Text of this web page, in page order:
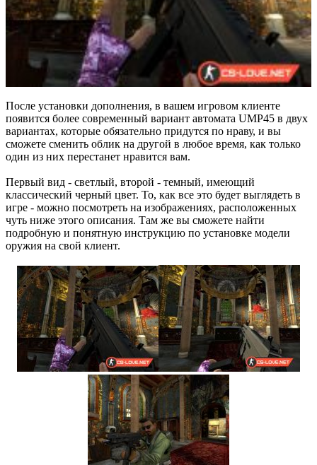
После установки дополнения, в вашем игровом клиенте
появится более современный вариант автомата UMP45 в двух
вариантах, которые обязательно придутся по нраву, и вы
сможете сменить облик на другой в любое время, как только
один из них перестанет нравится вам.
Первый вид - светлый, второй - темный, имеющий
классический черный цвет. То, как все это будет выглядеть в
игре - можно посмотреть на изображениях, расположенных
чуть ниже этого описания. Там же вы сможете найти
подробную и понятную инструкцию по установке модели
оружия на свой клиент.